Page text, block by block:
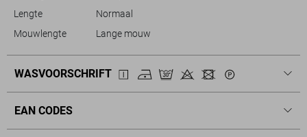
Lengte
Normaal
Mouwlengte
Lange mouw
WASVOORSCHRIFT
EAN CODES